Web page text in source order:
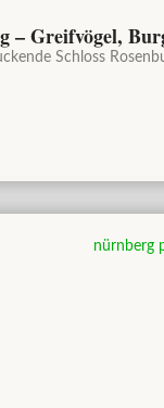
– Greifvögel,
Schloss